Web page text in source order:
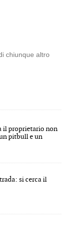
chiunque altro
il proprietario non
pitbull e un
si cerca il